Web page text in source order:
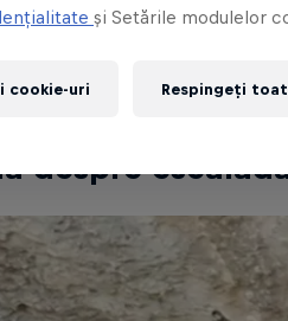
cu toții am
și serii. Acestea sunt
despre
și Setările modulelor
cookie-uri Respingeți